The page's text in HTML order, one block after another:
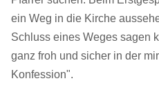
ein Weg in die Kirche
Schluss eines Weges sagen
ganz froh und sicher in der
Konfession".